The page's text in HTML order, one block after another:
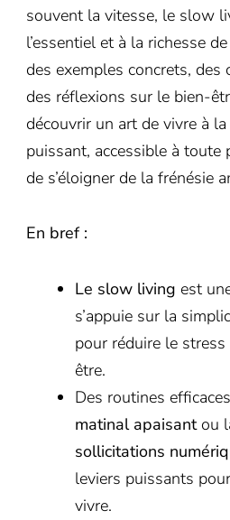
souvent la vitesse, le slow
l’essentiel et à la richesse
des exemples concrets, des
des réflexions sur le bien-
découvrir un art de vivre à
puissant, accessible à toute
de s’éloigner de la frénésie
En bref :
Le slow living est
s’appuie sur la
pour réduire le
être.
Des routines
matinal apaisantou
sollicitations
leviers puissants
vivre.